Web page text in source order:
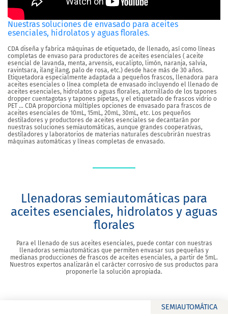
Nuestras soluciones de envasado para aceites
esenciales, hidrolatos y aguas florales.
CDA diseña y fabrica máquinas de etiquetado, de llenado, así como líneas
completas de envaso para productores de aceites esenciales ( aceite
esencial de lavanda, menta, arvensis, eucalipto, limón, naranja, salvia,
ravintsara, ilang ilang, palo de rosa, etc.) desde hace más de 30 años.
Etiquetadora especialmente adaptada a pequeños frascos, llenadora para
aceites esenciales o línea completa de envasado incluyendo el llenado de
aceites esenciales, hidrolatos o aguas florales, atornillado de los tapones
dropper cuentagotas y tapones pipetas, y el etiquetado de frascos vidrio o
PET … CDA proporciona múltiples opciones de envasado para frascos de
aceites esenciales de 10mL, 15mL, 20mL, 30mL, etc. Los pequeños
destiladores y productores de aceites esenciales se decantarán por
nuestras soluciones semiautomáticas, aunque grandes cooperativas,
destiladores y laboratorios de materias naturales descubrirán nuestras
máquinas automáticas y líneas completas de envasado.
Llenadoras semiautomáticas para
aceites esenciales, hidrolatos y aguas
florales
Para el llenado de sus aceites esenciales, puede contar con nuestras
llenadoras semiautomáticas que permiten envasar sus pequeñas y
medianas producciones de frascos de aceites esenciales, a partir de 5mL.
Nuestros expertos analizarán el carácter corrosivo de sus productos para
proponerle la solución apropiada.
SEMIAUTOMÁTICA